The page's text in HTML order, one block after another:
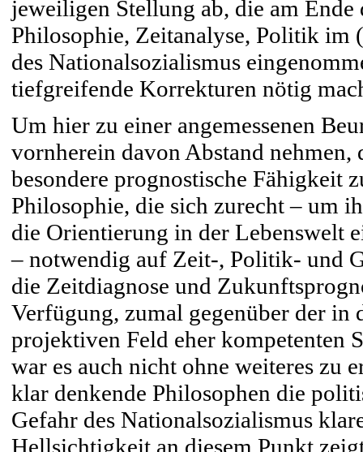
jeweiligen Stellung ab, die am
Philosophie, Zeitanalyse, Politik
des Nationalsozialismus
tiefgreifende Korrekturen nötig
Um hier zu einer angemessenen
vornherein davon Abstand
besondere prognostische Fähigkeit
Philosophie, die sich zurecht – um
die Orientierung in der Lebenswelt
– notwendig auf Zeit-, Politik- und
die Zeitdiagnose und
Verfügung, zumal gegenüber der in
projektiven Feld eher kompetenten
war es auch nicht ohne weiteres zu
klar denkende Philosophen die
Gefahr des Nationalsozialismus
Hellsichtigkeit an diesem Punkt